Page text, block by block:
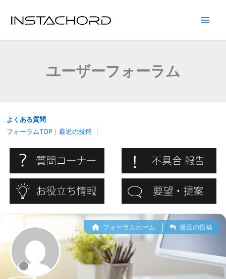
ユーザーフォーラム
よくある質問
フォーラムTOP ｜ 最近の投稿 ｜
フォーラムホーム 最近の投稿